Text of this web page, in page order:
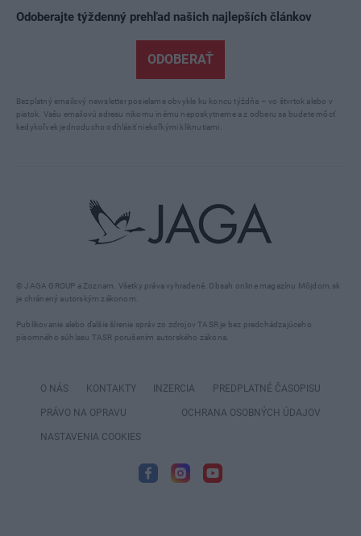
© JAGA GROUP a Zoznam. Všetky práva vyhradené. Obsah online magazínu Môjdom.sk
je chránený autorským zákonom.
Publikovanie alebo ďalšie šírenie správ zo zdrojov TASR je bez predchádzajúceho
písomného súhlasu TASR porušením autorského zákona.
Odoberajte týždenný prehľad našich najlepších článkov
ODOBERAŤ
Bezplatný emailový newsletter posielame obvykle ku koncu týždňa – vo štvrtok alebo v
piatok. Vašu emailovú adresu nikomu inému neposkytneme a z odberu sa budete môcť
kedykoľvek jednoducho odhlásiť niekoľkými kliknutiami.
O NÁS KONTAKTY INZERCIA PREDPLATNÉ ČASOPISU
PRÁVO NA OPRAVU OCHRANA OSOBNÝCH ÚDAJOV
NASTAVENIA COOKIES